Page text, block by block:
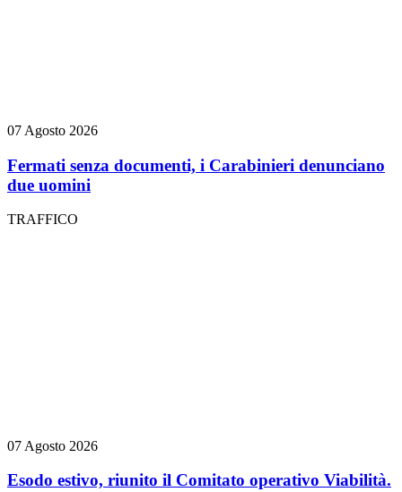
07 Agosto 2026
Fermati senza documenti, i Carabinieri denunciano
due uomini
TRAFFICO
07 Agosto 2026
Esodo estivo, riunito il Comitato operativo Viabilità.